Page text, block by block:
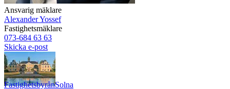
Ansvarig mäklare
Alexander Yossef
Fastighetsmäklare
073-684 63 63
Skicka e-post
FastighetsbyrånSolna